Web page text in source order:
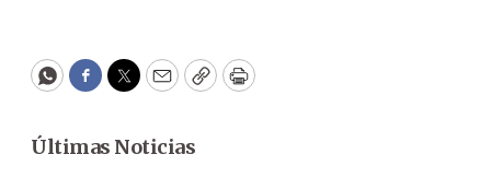
WhatsApp
Facebook
Twitter
EmailCopyPrint
Últimas Noticias